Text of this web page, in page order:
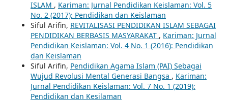
ISLAM , Kariman: Jurnal Pendidikan Keislaman: Vol. 5
No. 2 (2017): Pendidikan dan Keislaman
Siful Arifin, REVITALISASI PENDIDIKAN ISLAM SEBAGAI
PENDIDIKAN BERBASIS MASYARAKAT , Kariman: Jurnal
Pendidikan Keislaman: Vol. 4 No. 1 (2016): Pendidikan
dan Keislaman
Siful Arifin, Pendidikan Agama Islam (PAI) Sebagai
Wujud Revolusi Mental Generasi Bangsa , Kariman:
Jurnal Pendidikan Keislaman: Vol. 7 No. 1 (2019):
Pendidikan dan Kesilaman